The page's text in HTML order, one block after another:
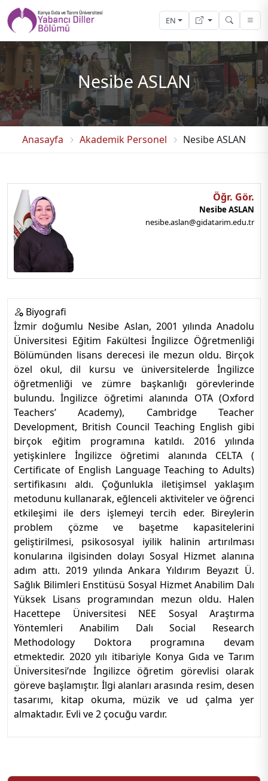
EN
Nesibe ASLAN
Anasayfa Akademik Personel Nesibe ASLAN
Öğr. Gör.
Nesibe ASLAN
nesibe.aslan@gidatarim.edu.tr
Biyografi
İzmir doğumlu Nesibe Aslan, 2001 yılında Anadolu
Üniversitesi Eğitim Fakültesi İngilizce Öğretmenliği
Bölümünden lisans derecesi ile mezun oldu. Birçok
özel okul, dil kursu ve üniversitelerde İngilizce
öğretmenliği ve zümre başkanlığı görevlerinde
bulundu. İngilizce öğretimi alanında OTA (Oxford
Teachers’ Academy), Cambridge Teacher
Development, British Council Teaching English gibi
birçok eğitim programına katıldı. 2016 yılında
yetişkinlere İngilizce öğretimi alanında CELTA (
Certificate of English Language Teaching to Adults)
sertifikasını aldı. Çoğunlukla iletişimsel yaklaşım
metodunu kullanarak, eğlenceli aktiviteler ve öğrenci
etkileşimi ile ders işlemeyi tercih eder. Bireylerin
problem çözme ve başetme kapasitelerini
geliştirilmesi, psikososyal iyilik halinin artırılması
konularına ilgisinden dolayı Sosyal Hizmet alanına
adım attı. 2019 yılında Ankara Yıldırım Beyazıt Ü.
Sağlık Bilimleri Enstitüsü Sosyal Hizmet Anabilim Dalı
Yüksek Lisans programından mezun oldu. Halen
Hacettepe Üniversitesi NEE Sosyal Araştırma
Yöntemleri Anabilim Dalı Social Research
Methodology Doktora programına devam
etmektedir. 2020 yılı itibariyle Konya Gıda ve Tarım
Üniversitesi’nde İngilizce öğretim görevlisi olarak
göreve başlamıştır. İlgi alanları arasında resim, desen
tasarımı, kitap okuma, müzik ve ud çalma yer
almaktadır. Evli ve 2 çocuğu vardır.